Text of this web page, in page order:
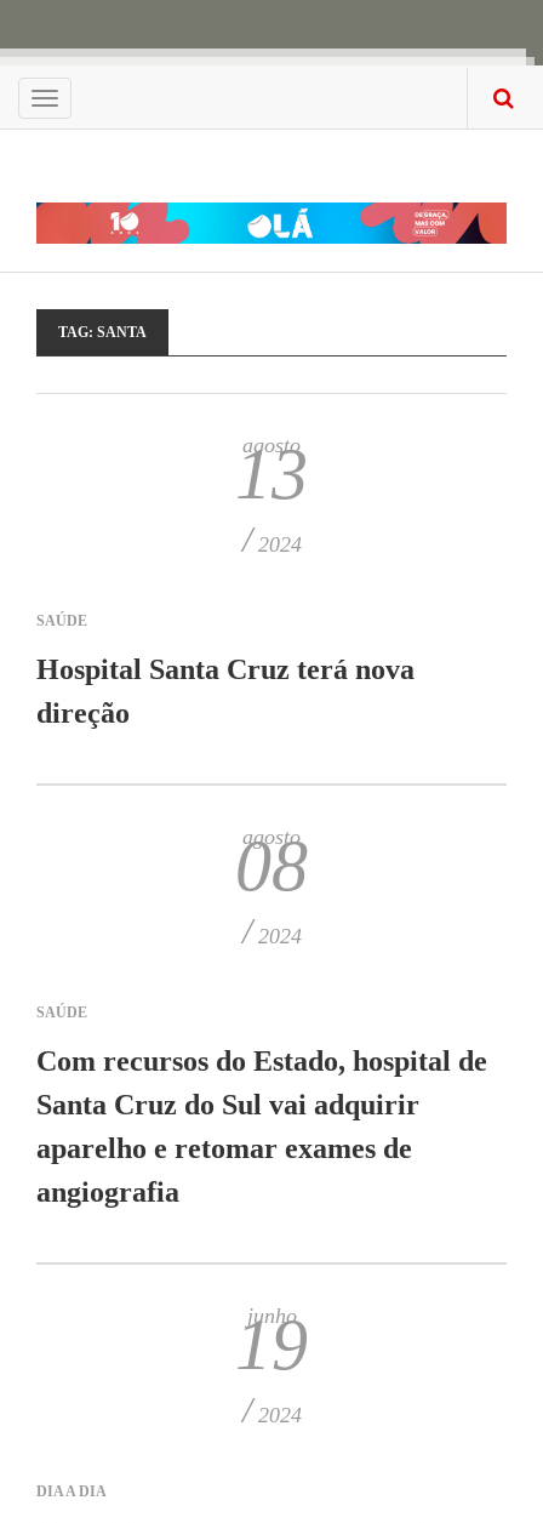
Menu
TAG: SANTA
agosto
13
/ 2024
SAÚDE
Hospital Santa Cruz terá nova
direção
agosto
08
/ 2024
SAÚDE
Com recursos do Estado, hospital de
Santa Cruz do Sul vai adquirir
aparelho e retomar exames de
angiografia
junho
19
/ 2024
DIA A DIA